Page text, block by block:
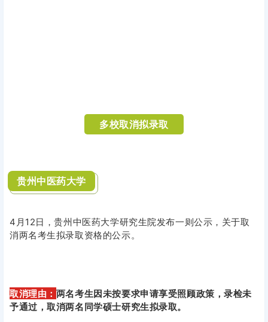
多校取消拟录取
贵州中医药大学
4月12日，贵州中医药大学研究生院发布一则公示，关于取
消两名考生拟录取资格的公示。
取消理由： 两名考生因未按要求申请享受照顾政策，录检未
予通过，取消两名同学硕士研究生拟录取。